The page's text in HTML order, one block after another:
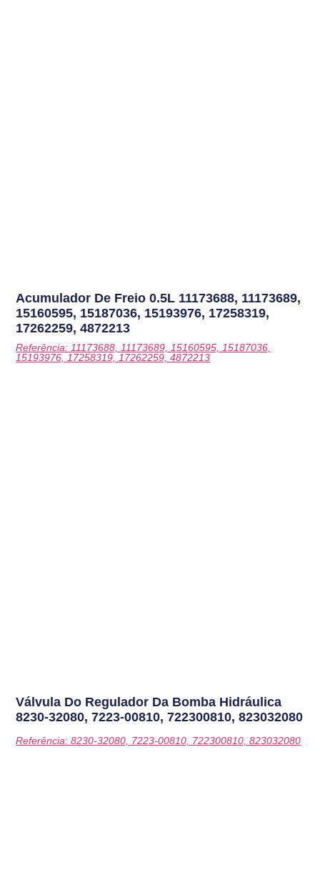
Acumulador De Freio 0.5L 11173688, 11173689,
15160595, 15187036, 15193976, 17258319,
17262259, 4872213
Referência: 11173688, 11173689, 15160595, 15187036,
15193976, 17258319, 17262259, 4872213
Válvula Do Regulador Da Bomba Hidráulica
8230-32080, 7223-00810, 722300810, 823032080
Referência: 8230-32080, 7223-00810, 722300810, 823032080